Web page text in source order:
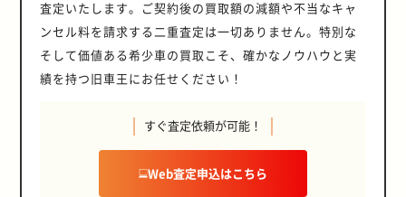
査定いたします。ご契約後の買取額の減額や不当なキャ
ンセル料を請求する二重査定は一切ありません。特別な
そして価値ある希少車の買取こそ、確かなノウハウと実
績を持つ旧車王にお任せください！
すぐ査定依頼が可能！
Web査定申込はこちら